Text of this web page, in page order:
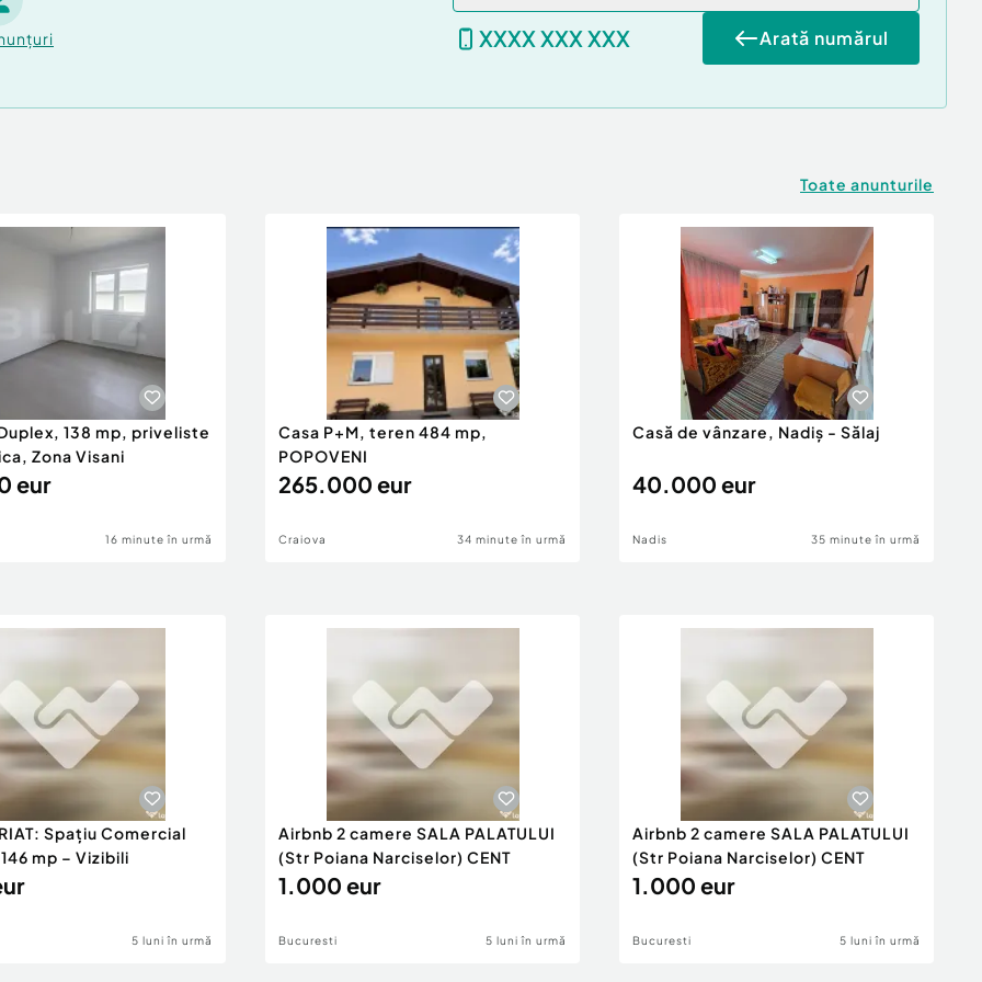
ori de
pentru
sau cauți un spațiu
atenția ta.
pe care le
XXXX XXX XXX Arată numărul
Toate anunturile
138 mp, priveliste
Zona Visani
eur
16 minute în urmă
Casa P+M, teren 484 mp,
POPOVENI
265.000 eur
Craiova 34 minute în urmă
Casă de vânzare, Nadiș - Sălaj
40.000 eur
Nadis 35 minute în urmă
Spațiu Comercial
mp – Vizibili
5 luni în urmă
Airbnb 2 camere SALA PALATULUI
(Str Poiana Narciselor) CENT
1.000 eur
Bucuresti 5 luni în urmă
Airbnb 2 camere SALA PALATULUI
(Str Poiana Narciselor) CENT
1.000 eur
Bucuresti 5 luni în urmă